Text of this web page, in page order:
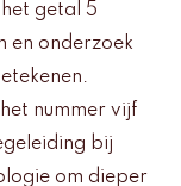
getal 5
en onderzoek
nummer vijf
bij
om dieper